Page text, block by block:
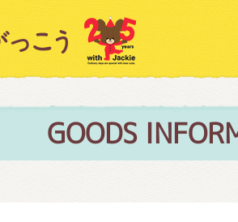
GOODS
ター紹介